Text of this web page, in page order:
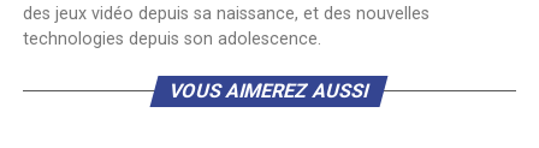
des jeux vidéo depuis sa naissance, et des nouvelles
technologies depuis son adolescence.
VOUS AIMEREZ AUSSI